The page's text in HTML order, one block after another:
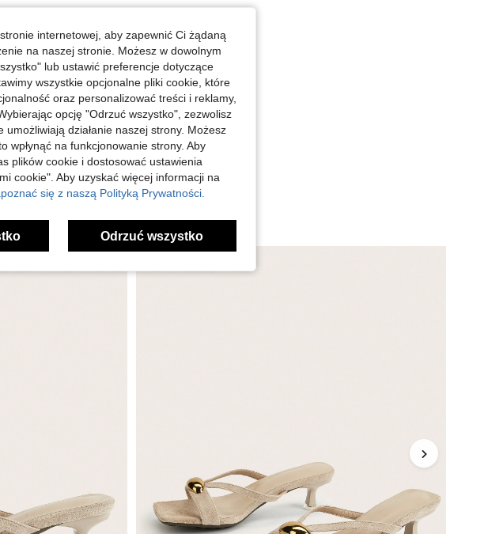
(3)
internetowej, aby zapewnić Ci żądaną
na naszej stronie. Możesz w dowolnym
lub ustawić preferencje dotyczące
wszystkie opcjonalne pliki cookie, które
oraz personalizować treści i reklamy,
opcję "Odrzuć wszystko", zezwolisz
działanie naszej strony. Możesz
wpłynąć na funkcjonowanie strony. Aby
plików cookie i dostosować ustawienia
cookie". Aby uzyskać więcej informacji na
się z naszą Polityką Prywatności.
Odrzuć wszystko